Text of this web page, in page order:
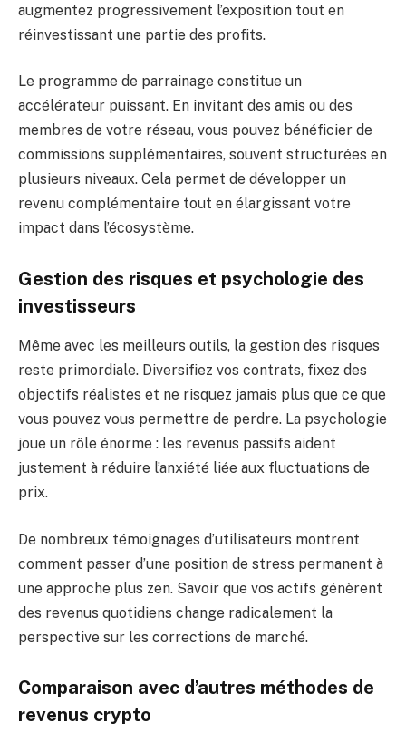
augmentez progressivement l’exposition tout en
réinvestissant une partie des profits.
Le programme de parrainage constitue un
accélérateur puissant. En invitant des amis ou des
membres de votre réseau, vous pouvez bénéficier de
commissions supplémentaires, souvent structurées en
plusieurs niveaux. Cela permet de développer un
revenu complémentaire tout en élargissant votre
impact dans l’écosystème.
Gestion des risques et psychologie des
investisseurs
Même avec les meilleurs outils, la gestion des risques
reste primordiale. Diversifiez vos contrats, fixez des
objectifs réalistes et ne risquez jamais plus que ce que
vous pouvez vous permettre de perdre. La psychologie
joue un rôle énorme : les revenus passifs aident
justement à réduire l’anxiété liée aux fluctuations de
prix.
De nombreux témoignages d’utilisateurs montrent
comment passer d’une position de stress permanent à
une approche plus zen. Savoir que vos actifs génèrent
des revenus quotidiens change radicalement la
perspective sur les corrections de marché.
Comparaison avec d’autres méthodes de
revenus crypto